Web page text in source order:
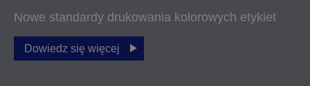
Nowe standardy drukowania kolorowych etykiet
Dowiedz się więcej